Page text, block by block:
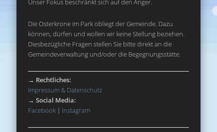
Unser Fokus beschränkt sich auf den Anger.
Die Osterkrone im Park obliegt der Gemeinde. Dazu
können, dürfen und wollen wir keine Stellung beziehen.
Diesbezügliche Fragen stellen Sie bitte direkt an die
Gemeindeverwaltung und/oder die Begegnungsstätte.
→ Rechtliches:
Impressum & Datenschutz
→Social Media:
Facebook | Instagram